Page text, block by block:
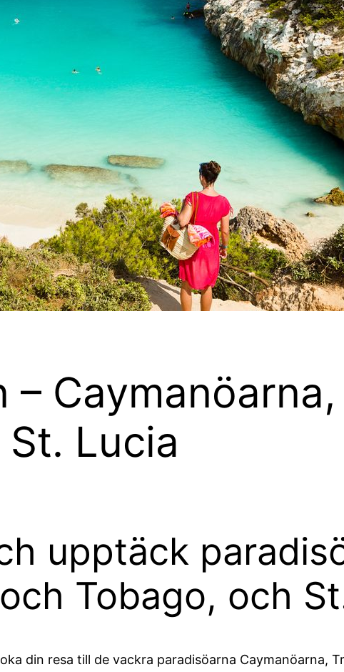
Caymanöarna,
Lucia
upptäck
Tobago, och
din resa till de vackra paradisöarna Caymanöarna,